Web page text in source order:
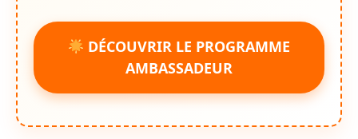
DÉCOUVRIR LE PROGRAMME
AMBASSADEUR